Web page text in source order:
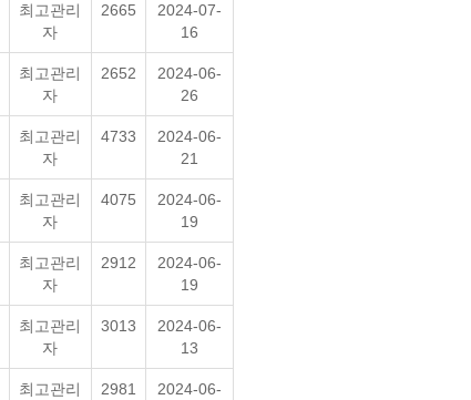
최고관리
자
2665
2024-07-
16
최고관리
자
2652
2024-06-
26
최고관리
자
4733
2024-06-
21
최고관리
자
4075
2024-06-
19
최고관리
자
2912
2024-06-
19
최고관리
자
3013
2024-06-
13
최고관리
2981
2024-06-